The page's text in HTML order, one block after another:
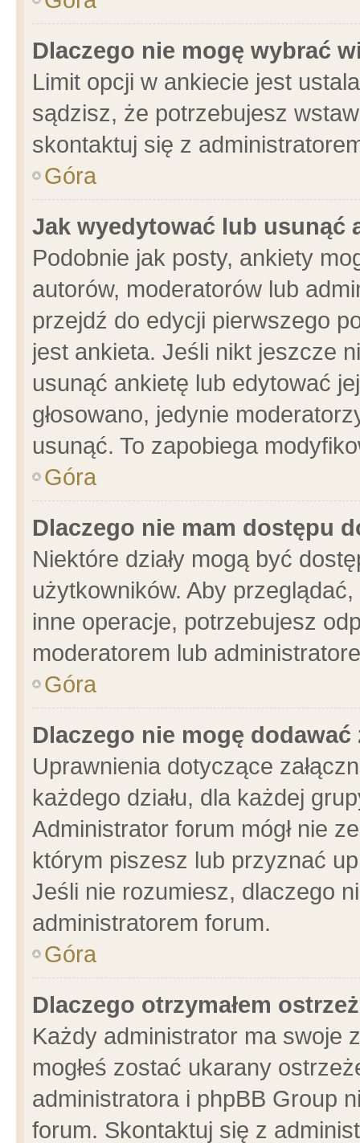
Dlaczego nie mogę wybrać
Limit opcji w ankiecie jest
sądzisz, że potrzebujesz
skontaktuj się z
Góra
Jak wyedytować lub usunąć
Podobnie jak posty, ankiety
autorów, moderatorów lub
przejdź do edycji pierwszego
jest ankieta. Jeśli nikt jeszcze
usunąć ankietę lub edytować
głosowano, jedynie
usunąć. To zapobiega
Góra
Dlaczego nie mam dostępu
Niektóre działy mogą być
użytkowników. Aby
inne operacje, potrzebujesz
moderatorem lub
Góra
Dlaczego nie mogę dodawać
Uprawnienia dotyczące
każdego działu, dla każdej
Administrator forum mógł nie
którym piszesz lub przyznać
Jeśli nie rozumiesz, dlaczego
administratorem forum.
Góra
Dlaczego otrzymałem
Każdy administrator ma swoje
mogłeś zostać ukarany
administratora i phpBB Group
forum. Skontaktuj się z